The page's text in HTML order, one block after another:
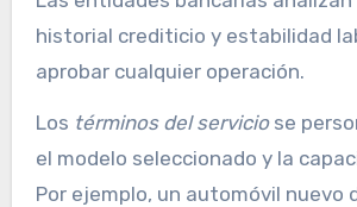
historial crediticio y estabilidad
aprobar cualquier operación.
Los términos del serviciose
el modelo seleccionado y la
Por ejemplo, un automóvil nuevo